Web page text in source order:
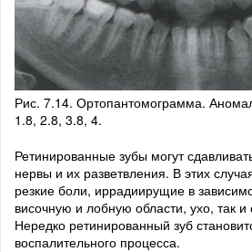
Рис. 7.14. Ортопантомограмма.
1.8, 2.8, 3.8, 4.
Ретинированные зубы могут
нервы и их разветвления. В этих
резкие боли, иррадиирущие в
височную и лобную области, ухо, так
Нередко ретинированный зуб
воспалительного процесса.